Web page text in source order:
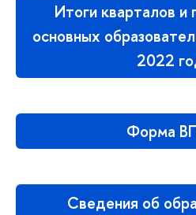
Итоги кварталов
основных
2022
Форма
Сведения об